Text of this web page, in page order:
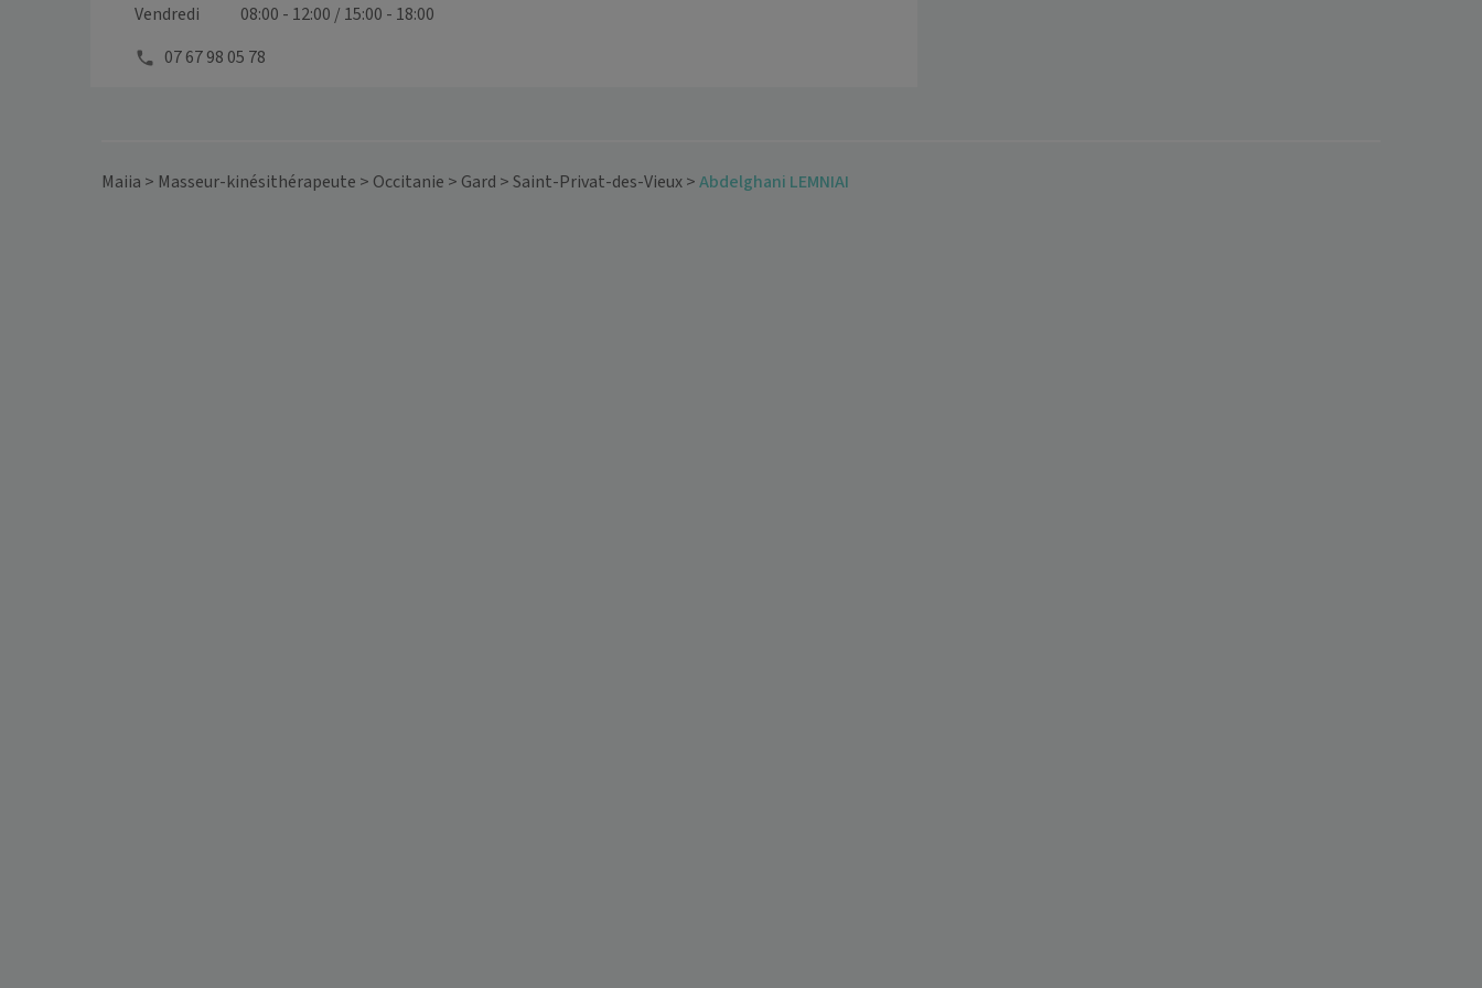
Vendredi
08:00 - 12:00 / 15:00 - 18:00
07 67 98 05 78
Maiia > Masseur-kinésithérapeute > Occitanie > Gard >Saint-Privat-des-Vieux>Abdelghani LEMNIAI